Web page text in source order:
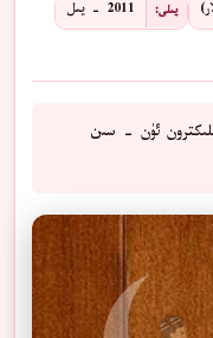
يىلى:
2011 - يىل
ئۈن - سىن